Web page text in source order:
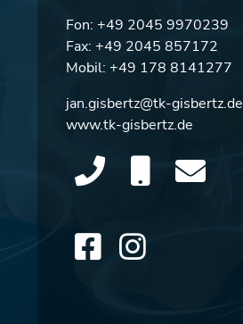
Fon: +49 2045 9970239
Fax: +49 2045 857172
Mobil: +49 178 8141277
jan.gisbertz@tk-gisbertz.de
www.tk-gisbertz.de